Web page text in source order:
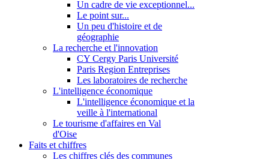
Un cadre de vie exceptionnel...
Le point sur...
Un peu d'histoire et de
géographie
La recherche et l'innovation
CY Cergy Paris Université
Paris Region Entreprises
Les laboratoires de recherche
L'intelligence économique
L'intelligence économique et la
veille à l'international
Le tourisme d'affaires en Val
d'Oise
Faits et chiffres
Les chiffres clés des communes